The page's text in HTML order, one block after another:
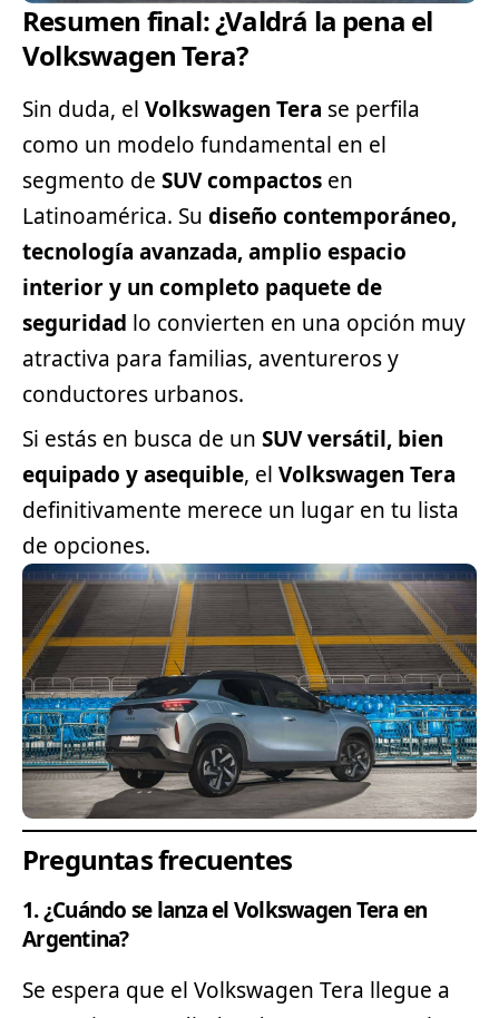
Resumen final: ¿Valdrá la pena el
Volkswagen Tera?
Sin duda, el Volkswagen Tera se perfila
como un modelo fundamental en el
segmento de SUV compactos en
Latinoamérica. Su diseño contemporáneo,
tecnología avanzada, amplio espacio
interior y un completo paquete de
seguridad lo convierten en una opción muy
atractiva para familias, aventureros y
conductores urbanos.
Si estás en busca de un SUV versátil, bien
equipado y asequible, el Volkswagen Tera
definitivamente merece un lugar en tu lista
de opciones.
Preguntas frecuentes
1. ¿Cuándo se lanza el Volkswagen Tera en
Argentina?
Se espera que el Volkswagen Tera llegue a